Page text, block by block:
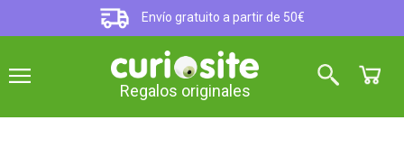
Envío gratuito a partir de 50€
Regalos originales